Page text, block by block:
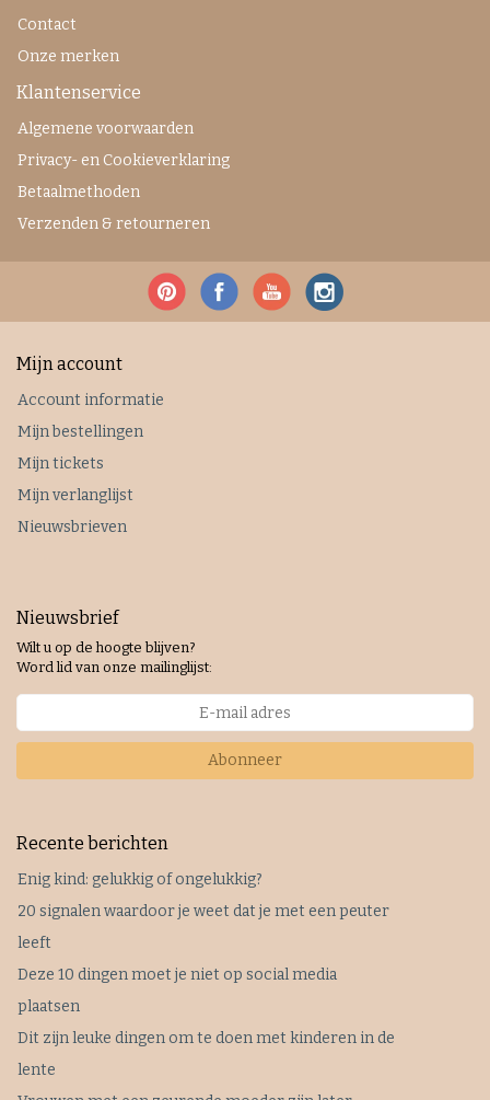
Contact
Onze merken
Klantenservice
Algemene voorwaarden
Privacy- en Cookieverklaring
Betaalmethoden
Verzenden & retourneren
Mijn account
Account informatie
Mijn bestellingen
Mijn tickets
Mijn verlanglijst
Nieuwsbrieven
Nieuwsbrief
Wilt u op de hoogte blijven?
Word lid van onze mailinglijst:
Abonneer
Recente berichten
Enig kind: gelukkig of ongelukkig?
20 signalen waardoor je weet dat je met een peuter
leeft
Deze 10 dingen moet je niet op social media
plaatsen
Dit zijn leuke dingen om te doen met kinderen in de
lente